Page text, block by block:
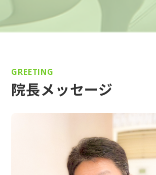
GREETING
院長メッセージ